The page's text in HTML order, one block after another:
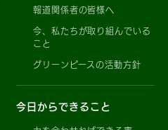
報道関係者の皆様へ
今、私たちが取り組んでいる
こと
グリーンピースの活動方針
今日からできること